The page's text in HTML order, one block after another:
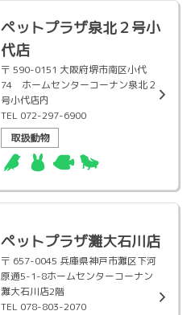
ペットプラザ泉北２号小
代店
〒 590-0151 大阪府堺市南区小代
74 ホームセンターコーナン泉北２
号小代店内
TEL 072-297-6900
取扱動物
ペットプラザ灘大石川店
〒 657-0045 兵庫県神戸市灘区下河
原通5-1-8ホームセンターコーナン
灘大石川店2階
TEL 078-803-2070